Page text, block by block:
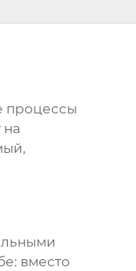
процессы
на
вместо